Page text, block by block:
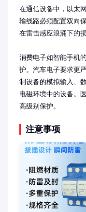
在通信设备中，以太
输线路必须配置双向
在雷击感应浪涌下的
消费电子如智能手机
护。汽车电子要求更
制设备的模拟输入、
电磁环境中的设备。
高级别保护。
注意事项